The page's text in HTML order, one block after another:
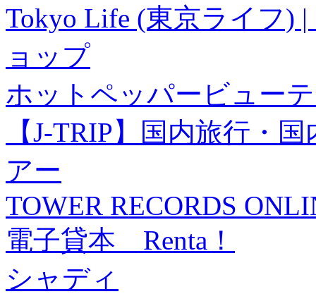
Tokyo Life (東京ライフ)
ョップ
ホットペッパービュー
【J-TRIP】国内旅行・
アー
TOWER RECORDS
電子貸本 Renta！
シャディ